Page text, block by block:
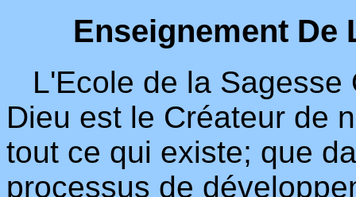
Enseignement De
L'Ecole de la Sagesse
Dieu est le Créateur de
tout ce qui existe; que
processus de